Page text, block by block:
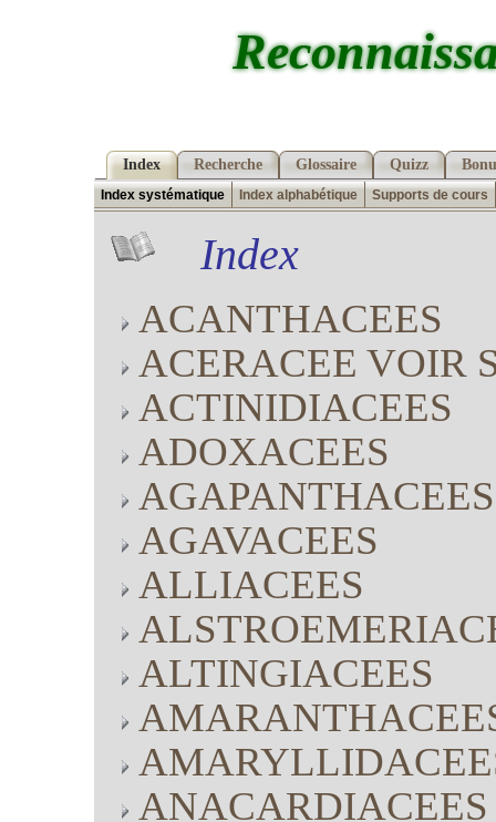
Index Recherche Glossaire Quizz
Index systématique Index alphabétique Supports de cours
Index
ACANTHACEES
ACERACEE VOIR
ACTINIDIACEES
ADOXACEES
AGAPANTHACEES
AGAVACEES
ALLIACEES
ALTINGIACEES
ANACARDIACEES